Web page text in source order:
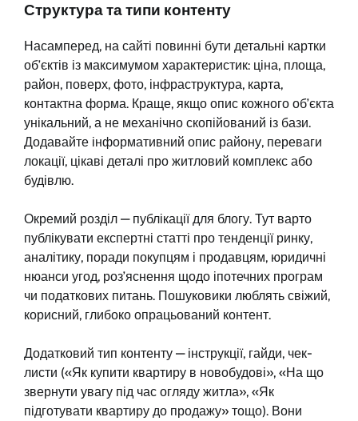
Структура та типи контенту
Насамперед, на сайті повинні бути детальні картки
об’єктів із максимумом характеристик: ціна, площа,
район, поверх, фото, інфраструктура, карта,
контактна форма. Краще, якщо опис кожного об’єкта
унікальний, а не механічно скопійований із бази.
Додавайте інформативний опис району, переваги
локації, цікаві деталі про житловий комплекс або
будівлю.
Окремий розділ — публікації для блогу. Тут варто
публікувати експертні статті про тенденції ринку,
аналітику, поради покупцям і продавцям, юридичні
нюанси угод, роз’яснення щодо іпотечних програм
чи податкових питань. Пошуковики люблять свіжий,
корисний, глибоко опрацьований контент.
Додатковий тип контенту — інструкції, гайди, чек-
листи («Як купити квартиру в новобудові», «На що
звернути увагу під час огляду житла», «Як
підготувати квартиру до продажу» тощо). Вони